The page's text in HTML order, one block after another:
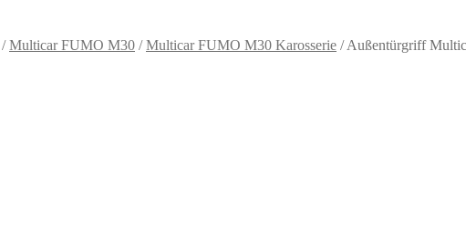
/Multicar FUMO M30 /Multicar FUMO M30 Karosserie /Außentürgriff